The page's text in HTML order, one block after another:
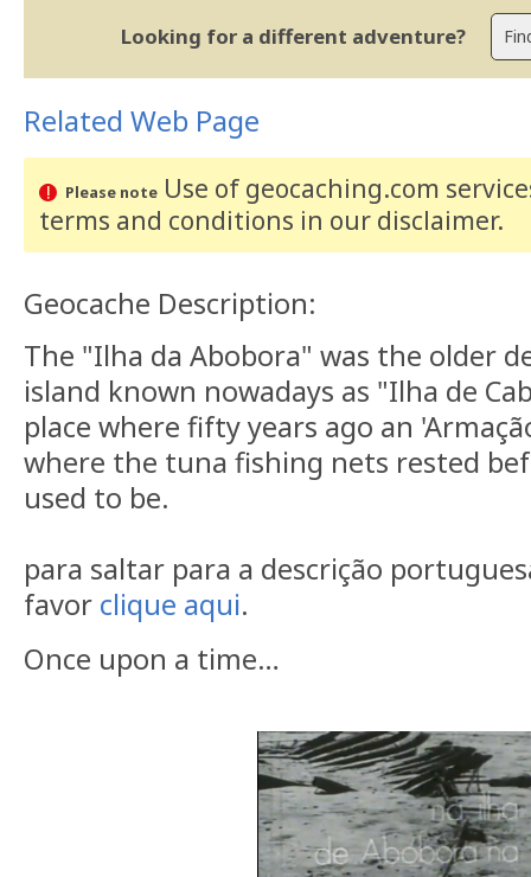
Looking for a different adventure?
Related Web Page
Please noteUse of geocaching.com
terms and conditions in our disclaimer.
Geocache Description:
The "Ilha da Abobora" was the older
island known nowadays as "Ilha de
place where fifty years ago an
where the tuna fishing nets rested
used to be.
para saltar para a descrição
favor clique aqui.
Once upon a time…